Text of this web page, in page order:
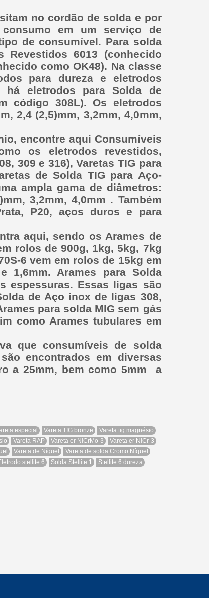
no cordão de solda e por
em um serviço de
de consumível. Para solda
Revestidos 6013 (conhecido
como OK48). Na classe
para dureza e eletrodos
eletrodos para Solda de
código 308L). Os eletrodos
2,4 (2,5)mm, 3,2mm, 4,0mm,
encontre aqui Consumíveis
os eletrodos revestidos,
309 e 316), Varetas TIG para
de Solda TIG para Aço-
ampla gama de diâmetros:
3,2mm, 4,0mm . Também
P20, aços duros e para
aqui, sendo os Arames de
rolos de 900g, 1kg, 5kg, 7kg
6 vem em rolos de 15kg em
1,6mm. Arames para Solda
espessuras. Essas ligas são
de Aço inox de ligas 308,
para solda MIG sem gás
como Arames tubulares em
que consumíveis de solda
encontrados em diversas
a 25mm, bem como 5mm a
especial Vareta TIG bronze
Vareta tig magnésio
Vareta RAP Vareta er NiCrMo-3
Vareta er NiCr-3
Vareta de Níquel
Vareta de solda Cromo Níquel
stellite 6 Solda Stellite 1
Stellite 6 dureza